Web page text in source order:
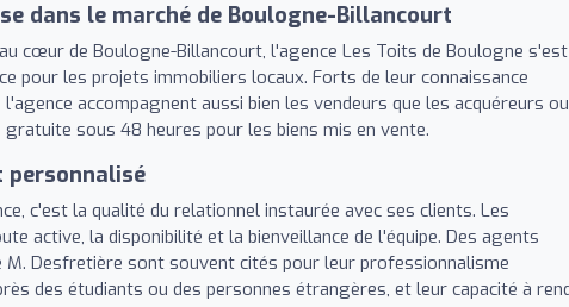
dans le marché de Boulogne-Billancourt
cœur de Boulogne-Billancourt, l'agence Les Toits de Boulogne s'est
pour les projets immobiliers locaux. Forts de leur connaissance
accompagnent aussi bien les vendeurs que les acquéreurs ou
sous 48 heures pour les biens mis en vente.
personnalisé
c'est la qualité du relationnel instaurée avec ses clients. Les
active, la disponibilité et la bienveillance de l'équipe. Des agents
M. Desfretière sont souvent cités pour leur professionnalisme
des étudiants ou des personnes étrangères, et leur capacité à